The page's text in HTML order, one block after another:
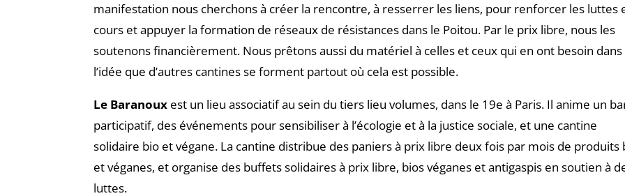
manifestation nous cherchons à créer la rencontre, à resserrer les liens, pour renforcer les luttes
cours et appuyer la formation de réseaux de résistances dans le Poitou. Par le prix libre, nous les
soutenons financièrement. Nous prêtons aussi du matériel à celles et ceux qui en ont besoin dans
l’idée que d’autres cantines se forment partout où cela est possible.
Le Baranoux est un lieu associatif au sein du tiers lieu volumes, dans le 19e à Paris. Il anime un
participatif, des événements pour sensibiliser à l’écologie et à la justice sociale, et une cantine
solidaire bio et végane. La cantine distribue des paniers à prix libre deux fois par mois de produits
et véganes, et organise des buffets solidaires à prix libre, bios véganes et antigaspis en soutien à
luttes.